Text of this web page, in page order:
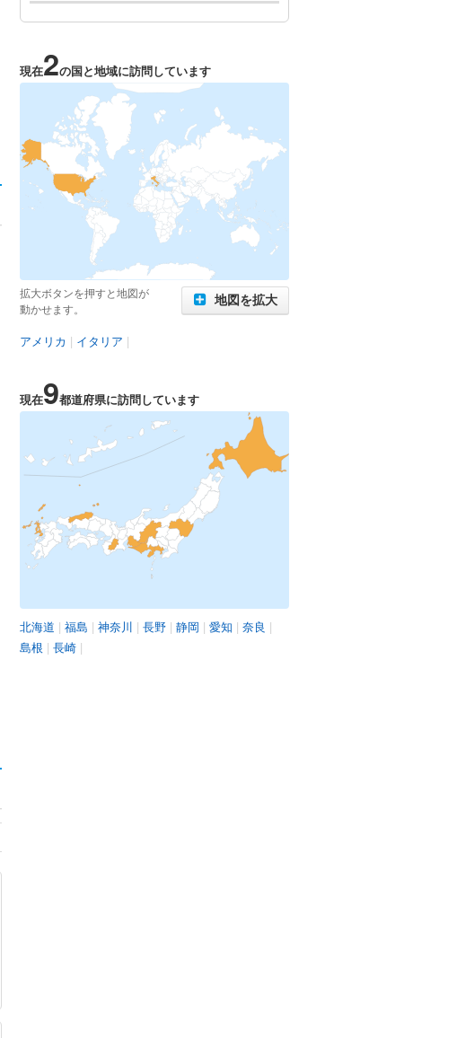
現在2の国と地域に訪問しています
拡大ボタンを押すと地図が
動かせます。
地図を拡大
アメリカ | イタリア |
現在9都道府県に訪問しています
北海道 | 福島 | 神奈川 | 長野 | 静岡 | 愛知 | 奈良 |
島根 | 長崎 |